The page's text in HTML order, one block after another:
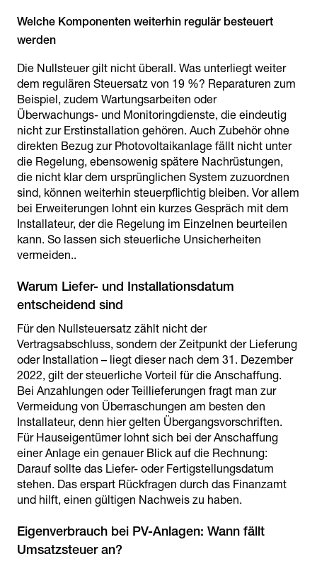
Welche Komponenten weiterhin regulär besteuert
werden
Die Nullsteuer gilt nicht überall. Was unterliegt weiter
dem regulären Steuersatz von 19 %? Reparaturen zum
Beispiel, zudem Wartungsarbeiten oder
Überwachungs- und Monitoringdienste, die eindeutig
nicht zur Erstinstallation gehören. Auch Zubehör ohne
direkten Bezug zur Photovoltaikanlage fällt nicht unter
die Regelung, ebensowenig spätere Nachrüstungen,
die nicht klar dem ursprünglichen System zuzuordnen
sind, können weiterhin steuerpflichtig bleiben. Vor allem
bei Erweiterungen lohnt ein kurzes Gespräch mit dem
Installateur, der die Regelung im Einzelnen beurteilen
kann. So lassen sich steuerliche Unsicherheiten
vermeiden..
Warum Liefer- und Installationsdatum
entscheidend sind
Für den Nullsteuersatz zählt nicht der
Vertragsabschluss, sondern der Zeitpunkt der Lieferung
oder Installation – liegt dieser nach dem 31. Dezember
2022, gilt der steuerliche Vorteil für die Anschaffung.
Bei Anzahlungen oder Teillieferungen fragt man zur
Vermeidung von Überraschungen am besten den
Installateur, denn hier gelten Übergangsvorschriften.
Für Hauseigentümer lohnt sich bei der Anschaffung
einer Anlage ein genauer Blick auf die Rechnung:
Darauf sollte das Liefer- oder Fertigstellungsdatum
stehen. Das erspart Rückfragen durch das Finanzamt
und hilft, einen gültigen Nachweis zu haben.
Eigenverbrauch bei PV-Anlagen: Wann fällt